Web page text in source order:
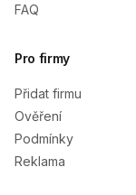
FAQ
Pro firmy
Přidat firmu
Ověření
Podmínky
Reklama